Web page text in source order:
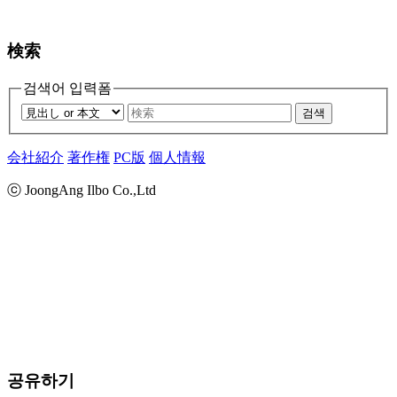
検索
검색어 입력폼
검색
会社紹介 著作権 PC版 個人情報
ⓒ JoongAng Ilbo Co.,Ltd
공유하기